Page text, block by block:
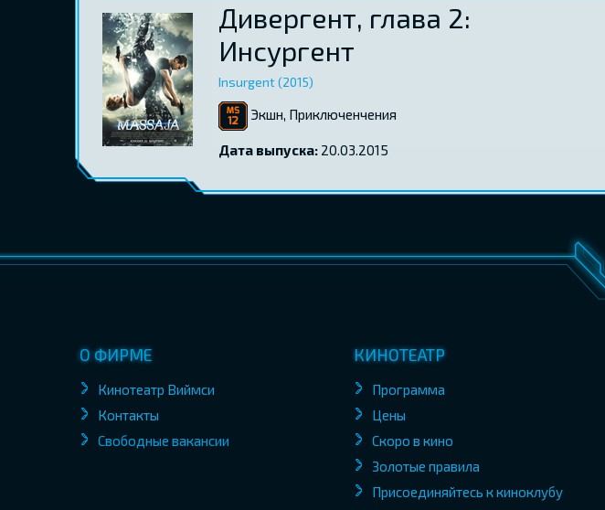
Дивергент, глава 2:
Инсургент
Insurgent (2015)
Экшн, Приключенчения
Дата выпуска: 20.03.2015
О ФИРМЕ
Кинотеатр Виймси
Контакты
Свободные вакансии
КИНОТЕАТР
Программа
Цены
Скоро в кино
Золотые правила
Присоединяйтесь к киноклубу